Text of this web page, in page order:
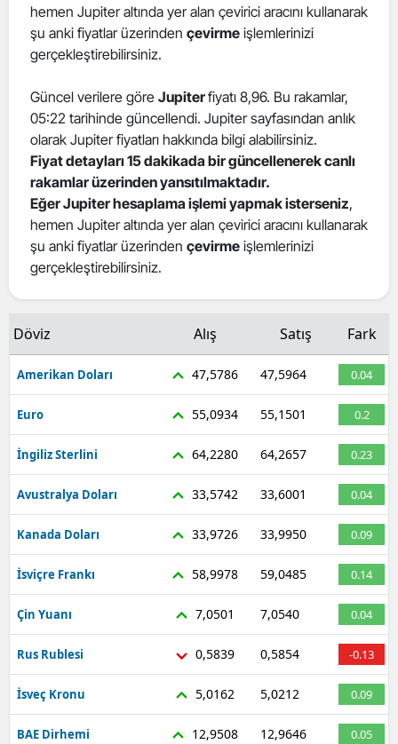
hemen Jupiter altında yer alan çevirici aracını kullanarak
şu anki fiyatlar üzerinden çevirme işlemlerinizi
gerçekleştirebilirsiniz.
Güncel verilere göre Jupiterfiyatı 8,96. Bu rakamlar,
05:22 tarihinde güncellendi. Jupiter sayfasından anlık
olarak Jupiter fiyatları hakkında bilgi alabilirsiniz.
Fiyat detayları 15 dakikada bir güncellenerek canlı
rakamlar üzerinden yansıtılmaktadır.
Eğer Jupiter hesaplama işlemi yapmak isterseniz,
hemen Jupiter altında yer alan çevirici aracını kullanarak
şu anki fiyatlar üzerinden çevirme işlemlerinizi
gerçekleştirebilirsiniz.
Döviz Alış Satış Fark
Amerikan Doları 47,5786 47,5964 0.04
Euro 55,0934 55,1501 0.2
İngiliz Sterlini 64,2280 64,2657 0.23
Avustralya Doları 33,5742 33,6001 0.04
Kanada Doları 33,9726 33,9950 0.09
İsviçre Frankı 58,9978 59,0485 0.14
Çin Yuanı 7,0501 7,0540 0.04
Rus Rublesi 0,5839 0,5854 -0.13
İsveç Kronu 5,0162 5,0212 0.09
BAE Dirhemi 12,9508 12,9646 0.05